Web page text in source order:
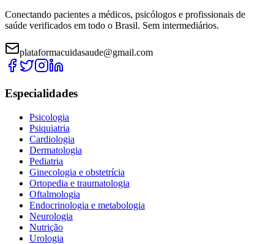
Conectando pacientes a médicos, psicólogos e profissionais de
saúde verificados em todo o Brasil. Sem intermediários.
plataformacuidasaude@gmail.com
Especialidades
Psicologia
Psiquiatria
Cardiologia
Dermatologia
Pediatria
Ginecologia e obstetrícia
Ortopedia e traumatologia
Oftalmologia
Endocrinologia e metabologia
Neurologia
Nutrição
Urologia